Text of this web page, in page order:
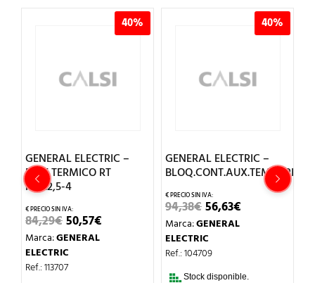
40%
GENERAL ELECTRIC –
RELE TERMICO RT
REG.2,5-4
84,29€EL
PRECIO
ORIGINAL
ERA:
84,29€.
50,57€
Marca:GENERAL
ELECTRIC
Ref.: 113707
40%
GENERAL ELECTRIC –
94,38€EL
PRECIO
ORIGINAL
ERA:
94,38€.
56,63€
Marca:GENERAL
ELECTRIC
Ref.: 104709
Stock disponible.